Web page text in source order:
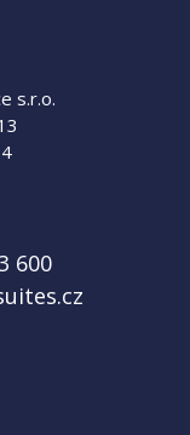
s.r.o.
600